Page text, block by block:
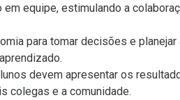
equipe, estimulando a
para tomar decisões e
devem apresentar os
colegas e a comunidade.